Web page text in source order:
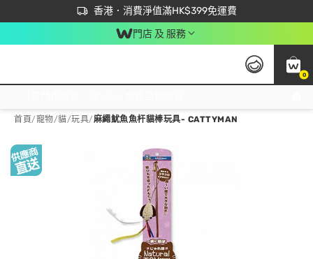
香港．消費淨值滿HK$399免運費
立即成為易賞錢會員盡享獨家優惠
首次APP下單買滿$450 輸入 NEWAPP 即減$50
門店 及 服務
0
首頁/寵物/貓/玩具/麻繩魷魚魚杆貓棒玩具- CATTYMAN